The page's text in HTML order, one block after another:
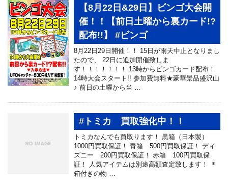
【8月22日&29日】ビンゴ大会開
催！！【前日土曜から裏カード!?
配布!!】 #ビンゴ
8月22日29日開催！！ 15日が雨天中止となりまし
たので、 22日に追加開催致しま
す！！！！！！！ 13時からビンゴカード配布！
14時大会スタート!! 参加費無料★豪華景品盛沢山
♪ 前日の土曜から当 …
#トミカ 買取強化中！！
トミカなんでも買取ります！ 黒箱（日本製）
1000円買取保証！ 青箱 500円買取保証！ ディ
ズニー 200円買取保証！ 赤箱 100円買取保
証！ 人気アイテムは別途高額査定致します！ ＊
箱付きの物 …